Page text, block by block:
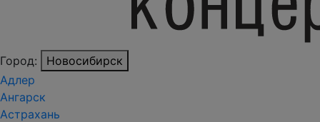
Город:
Новосибирск
Адлер
Ангарск
Астрахань